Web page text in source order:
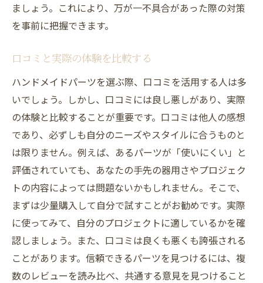
ましょう。これにより、万が一不具合があった際の対策
を事前に把握できます。
口コミと実際の体験を比較する
ハンドメイドパーツを選ぶ際、口コミを活用する人は多
いでしょう。しかし、口コミには良し悪しがあり、実際
の体験と比較することが重要です。口コミは他人の感想
であり、必ずしも自分のニーズやスタイルに合うものと
は限りません。例えば、あるパーツが「使いにくい」と
評価されていても、あなたの手先の器用さやプロジェク
トの内容によっては問題ないかもしれません。そこで、
まずは少量購入して自分で試すことがお勧めです。実際
に使ってみて、自分のプロジェクトに適しているかを確
認しましょう。また、口コミは良くも悪くも誇張される
ことがあります。信頼できるパーツを見つけるには、複
数のレビューを読み比べ、共通する意見を見つけること